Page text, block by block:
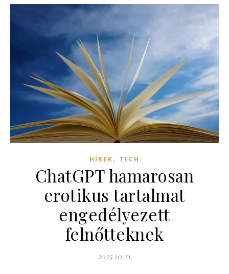
HÍREK, TECH
ChatGPT hamarosan
erotikus tartalmat
engedélyezett
felnőtteknek
2025.10.21.